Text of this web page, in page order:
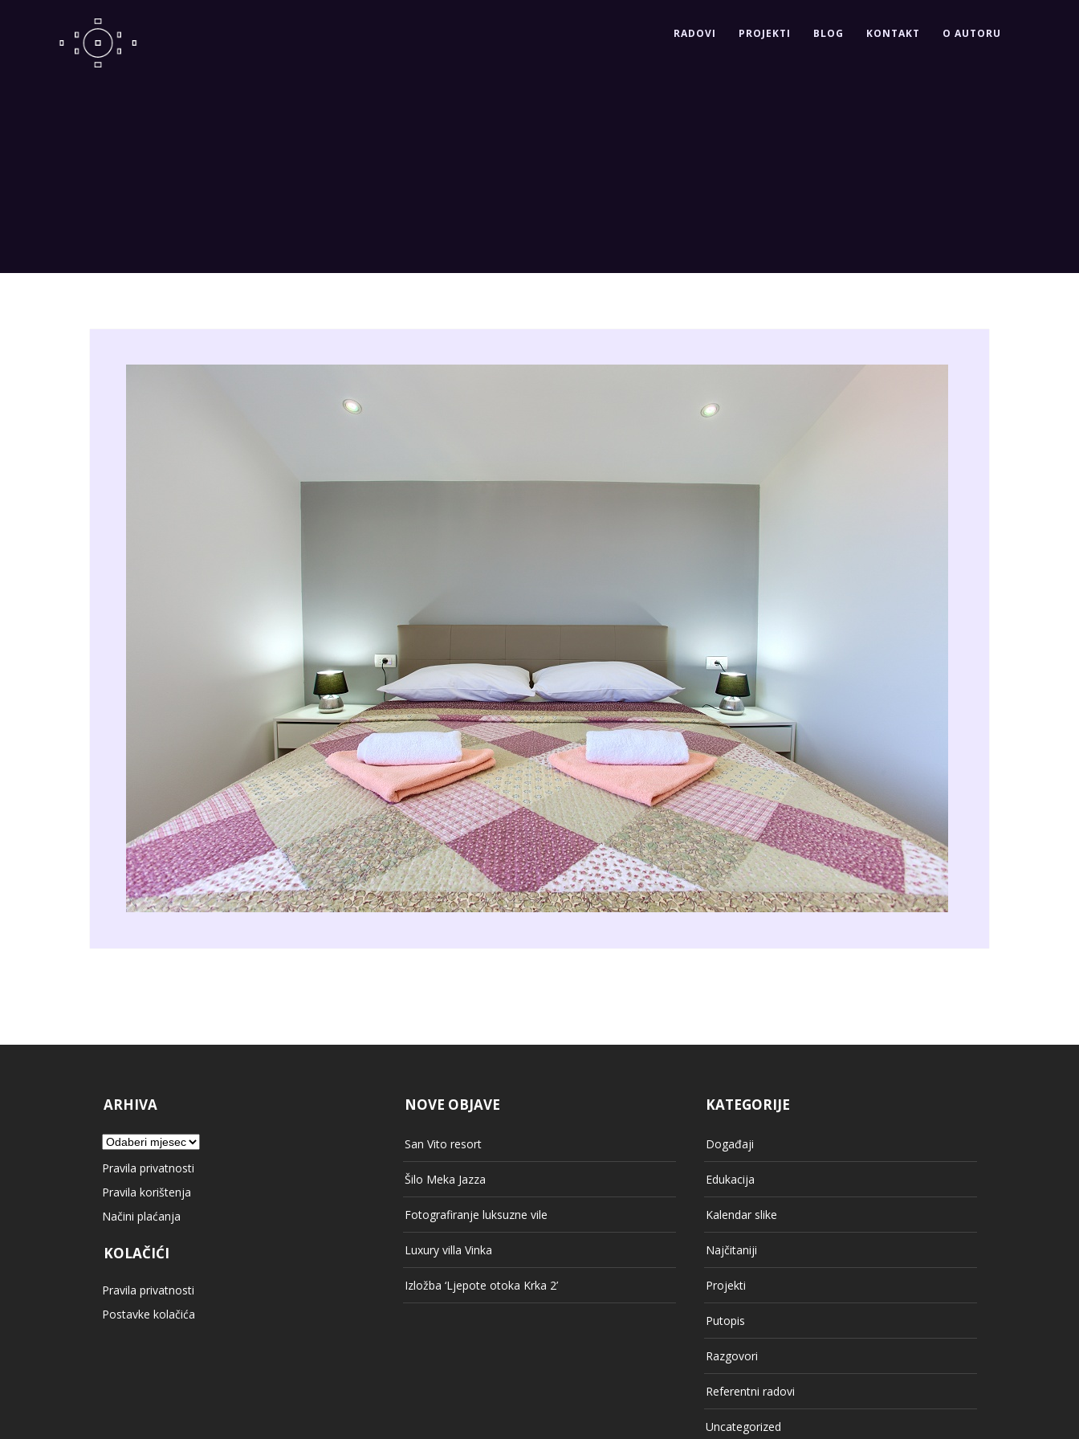
RADOVI PROJEKTI BLOG KONTAKT O AUTORU
ARHIVA
Arhiva
Pravila privatnosti
Pravila korištenja
Načini plaćanja
KOLAČIĆI
Pravila privatnosti
Postavke kolačića
NOVE OBJAVE
San Vito resort
Šilo Meka Jazza
Fotografiranje luksuzne vile
Luxury villa Vinka
Izložba ‘Ljepote otoka Krka 2’
KATEGORIJE
Događaji
Edukacija
Kalendar slike
Najčitaniji
Projekti
Putopis
Razgovori
Referentni radovi
Uncategorized